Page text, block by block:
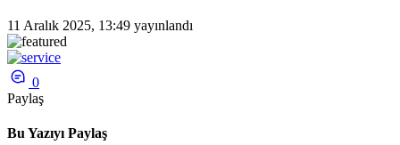
11 Aralık 2025, 13:49 yayınlandı
0
Paylaş
Bu Yazıyı Paylaş